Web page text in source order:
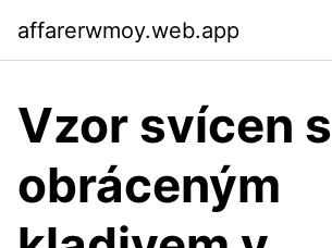
affarerwmoy.web.app
Vzor svícen s
obráceným